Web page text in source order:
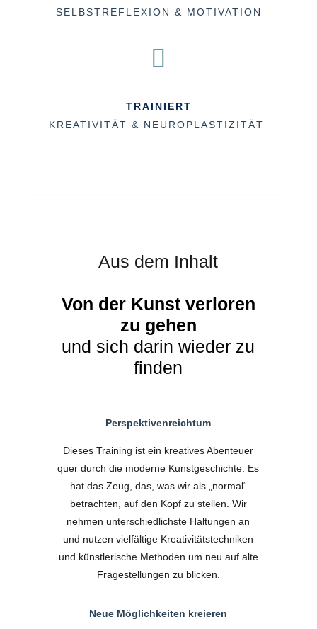
SELBSTREFLEXION & MOTIVATION

TRAINIERT
KREATIVITÄT & NEUROPLASTIZITÄT
Aus dem Inhalt
Von der Kunst verloren
zu gehen
und sich darin wieder zu
finden
Perspektivenreichtum
Dieses Training ist ein kreatives Abenteuer
quer durch die moderne Kunstgeschichte. Es
hat das Zeug, das, was wir als „normal“
betrachten, auf den Kopf zu stellen. Wir
nehmen unterschiedlichste Haltungen an
und nutzen vielfältige Kreativitätstechniken
und künstlerische Methoden um neu auf alte
Fragestellungen zu blicken.
Neue Möglichkeiten kreieren